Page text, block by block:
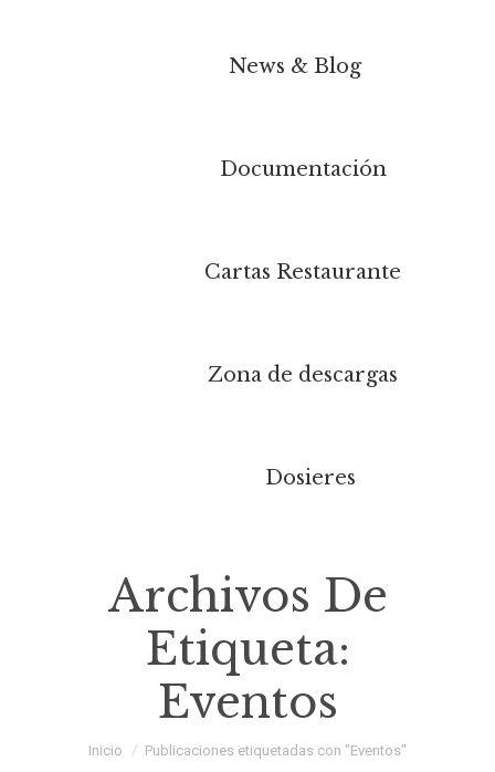
News & Blog
Documentación
Cartas Restaurante
Zona de descargas
Dosieres
Archivos De
Etiqueta:
Eventos
Estás aquí:
Inicio Publicaciones etiquetadas con "Eventos"